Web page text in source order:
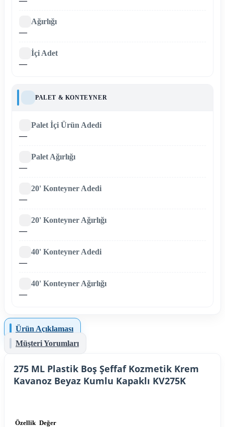
Ağırlığı
—
İçi Adet
—
PALET & KONTEYNER
Palet İçi Ürün Adedi
—
Palet Ağırlığı
—
20' Konteyner Adedi
—
20' Konteyner Ağırlığı
—
40' Konteyner Adedi
—
40' Konteyner Ağırlığı
—
Ürün Açıklaması
Müşteri Yorumları
275 ML Plastik Boş Şeffaf Kozmetik Krem
Kavanoz Beyaz Kumlu Kapaklı KV275K
Özellik Değer